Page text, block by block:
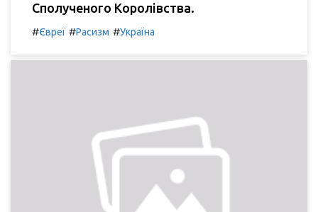
Сполученого Королівства.
#Євреї #Расизм #Україна